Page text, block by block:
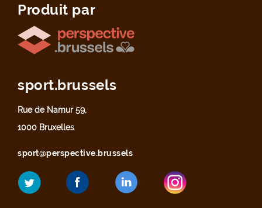
Produit par
sport.brussels
Rue de Namur 59,
1000 Bruxelles
sport@perspective.brussels